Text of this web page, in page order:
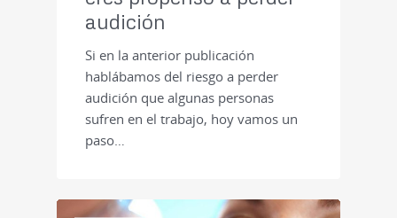
audición
Si en la anterior publicación
hablábamos del riesgo a perder
audición que algunas personas
sufren en el trabajo, hoy vamos un
paso…